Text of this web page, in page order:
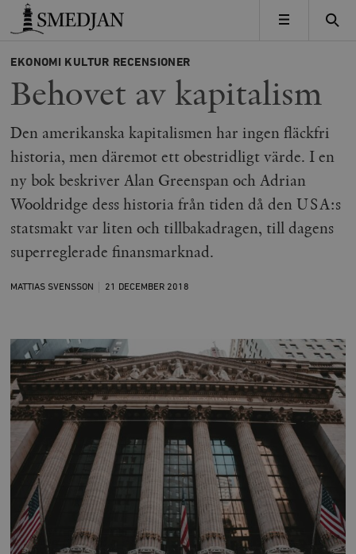
Timbro
MENY
EKONOMI KULTUR RECENSIONER
Behovet av kapitalism
Den amerikanska kapitalismen har ingen fläckfri
historia, men däremot ett obestridligt värde. I en
ny bok beskriver Alan Greenspan och Adrian
Wooldridge dess historia från tiden då den USA:s
statsmakt var liten och tillbakadragen, till dagens
superreglerade finansmarknad.
MATTIAS SVENSSON 21 DECEMBER 2018